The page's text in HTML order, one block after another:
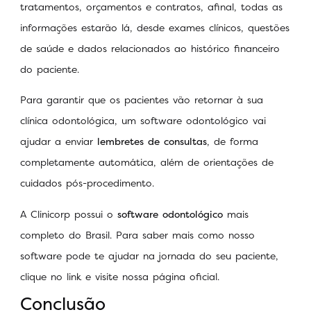
tratamentos, orçamentos e contratos, afinal, todas as
informações estarão lá, desde exames clínicos, questões
de saúde e dados relacionados ao histórico financeiro
do paciente.
Para garantir que os pacientes vão retornar à sua
clínica odontológica, um software odontológico vai
ajudar a enviar lembretes de consultas, de forma
completamente automática, além de orientações de
cuidados pós-procedimento.
A Clinicorp possui o software odontológico mais
completo do Brasil. Para saber mais como nosso
software pode te ajudar na jornada do seu paciente,
clique no link e visite nossa página oficial.
Conclusão